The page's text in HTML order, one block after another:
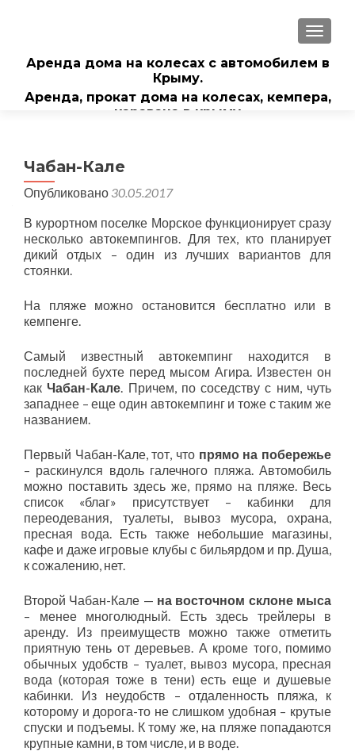
Аренда дома на колесах с автомобилем в
Крыму.
Аренда, прокат дома на колесах, кемпера,
каравана в крыму
Чабан-Кале
Опубликовано 30.05.2017
В курортном поселке Морское функционирует сразу
несколько автокемпингов. Для тех, кто планирует
дикий отдых – один из лучших вариантов для
стоянки.
На пляже можно остановится бесплатно или в
кемпенге.
Самый известный автокемпинг находится в
последней бухте перед мысом Агира. Известен он
какЧабан-Кале. Причем, по соседству с ним, чуть
западнее – еще один автокемпинг и тоже с таким же
названием.
Первый Чабан-Кале, тот, что прямо на побережье
– раскинулся вдоль галечного пляжа. Автомобиль
можно поставить здесь же, прямо на пляже. Весь
список «благ» присутствует – кабинки для
переодевания, туалеты, вывоз мусора, охрана,
пресная вода. Есть также небольшие магазины,
кафе и даже игровые клубы с бильярдом и пр. Душа,
к сожалению, нет.
Второй Чабан-Кале — на восточном склоне мыса
– менее многолюдный. Есть здесь трейлеры в
аренду. Из преимуществ можно также отметить
приятную тень от деревьев. А кроме того, помимо
обычных удобств – туалет, вывоз мусора, пресная
вода (которая тоже в тени) есть еще и душевые
кабинки. Из неудобств – отдаленность пляжа, к
которому и дорога-то не слишком удобная – крутые
спуски и подъемы. К тому же, на пляже попадаются
крупные камни, в том числе, и в воде.